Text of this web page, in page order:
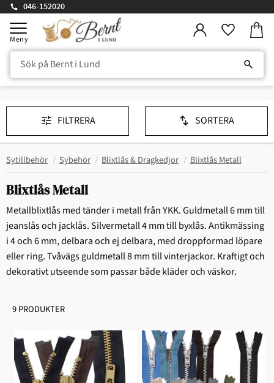
Meny
046-152020
Sytillbehör Sybehör Blixtlås & Dragkedjor Blixtlås Metall
Blixtlås Metall
Metallblixtlås med tänder i metall från YKK. Guldmetall 6 mm till
jeanslås och jacklås. Silvermetall 4 mm till byxlås. Antikmässing
i 4 och 6 mm, delbara och ej delbara, med droppformad löpare
eller ring. Tvåvägs guldmetall 8 mm till vinterjackor. Kraftigt och
dekorativt utseende som passar både kläder och väskor.
9 PRODUKTER
FILTRERA SORTERA